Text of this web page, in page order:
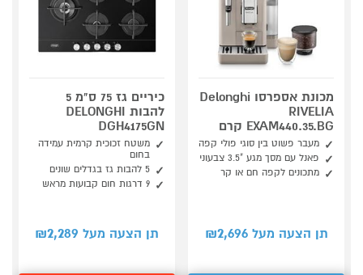
מכונת אספרסו Delonghi
RIVELIA
EXAM440.35.BG קרם
מעבר פשוט בין סוגי פולי קפה
פאנל עם מסך מגע "3.5 צבעוני
מתכונים לקפה חם או קר
תן הצעה מעל ₪ 2,696
כיריים גז 75 ס"מ 5
להבות DELONGHI
DGH4175GN
משטח זכוכית קרמית עמידה
בחום
5 להבות גז בגדלים שונים
9 דרגות חום קבועות מראש
תן הצעה מעל ₪ 2,289